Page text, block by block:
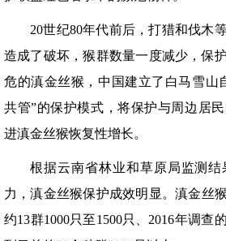
20世纪80年代前后，打猎和伐木
造成了破坏，猴群数量一度减少，保
危的滇金丝猴，中国建立了白马雪山
共管”的保护模式，将保护与周边居
进滇金丝猴恢复性增长。
根据云南省林业和草原局监测
力，滇金丝猴保护成效明显。滇金丝
约13群1000只至1500只、2016年调查